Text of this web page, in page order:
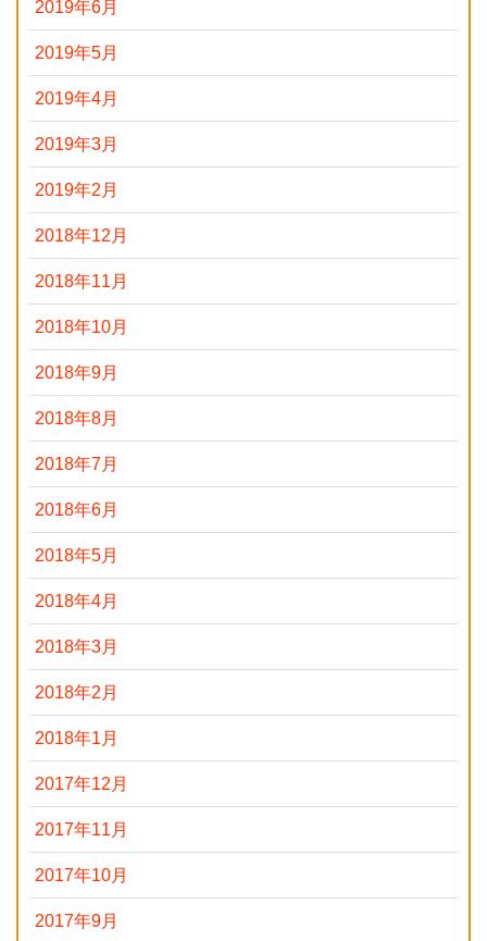
2019年6月
2019年5月
2019年4月
2019年3月
2019年2月
2018年12月
2018年11月
2018年10月
2018年9月
2018年8月
2018年7月
2018年6月
2018年5月
2018年4月
2018年3月
2018年2月
2018年1月
2017年12月
2017年11月
2017年10月
2017年9月